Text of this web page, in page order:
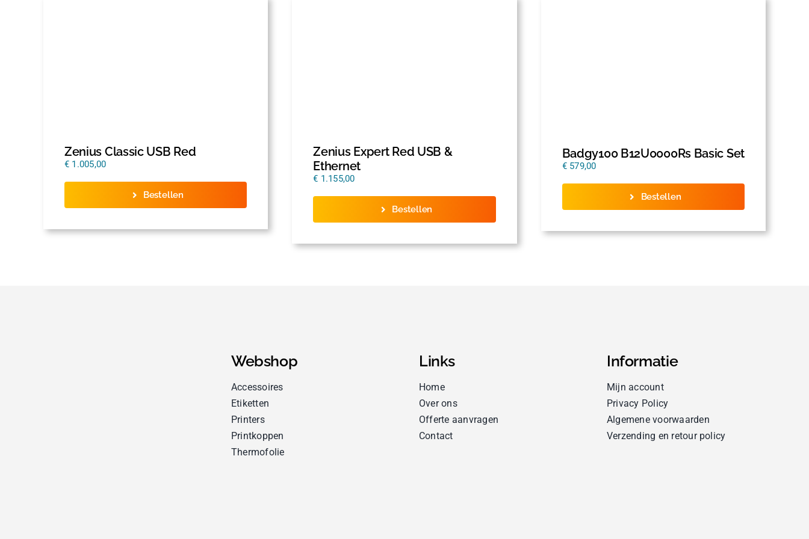
Zenius Classic USB Red
€ 1.005,00
Bestellen
Zenius Expert Red USB &
Ethernet
€ 1.155,00
Bestellen
Badgy100 B12U0000Rs Basic Set
€579,00
Bestellen
Webshop
Accessoires
Etiketten
Printers
Printkoppen
Thermofolie
Links
Home
Over ons
Offerte aanvragen
Contact
Informatie
Mijn account
Privacy Policy
Algemene voorwaarden
Verzending en retour policy